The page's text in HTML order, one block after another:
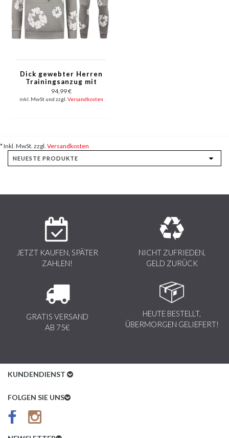
Dick gewebter Herren
Trainingsanzug mit
Allover Blumenmuster
– Herren Blumenanzug
– Twinset – 5991 –
94,99 €
inkl. MwSt und zzgl. Versandkosten
* Inkl. MwSt. zzgl. Versandkosten
JETZT KAUFEN, SPÄTER
ZAHLEN!
NICHT ZUFRIEDEN,
GELD ZURÜCK
GRATIS VERSAND
AB 75€
HEUTE BESTELLT,
ÜBERMORGEN GELIEFERT!
KUNDENDIENST
Kundenservice
AGB
FOLGEN SIE UNS